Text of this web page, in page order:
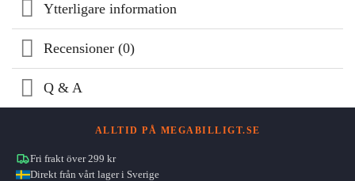
Ytterligare information
Recensioner (0)
Q & A
ALLTID PÅ MEGABILLIGT.SE
Fri frakt över 299 kr
Direkt från vårt lager i Sverige